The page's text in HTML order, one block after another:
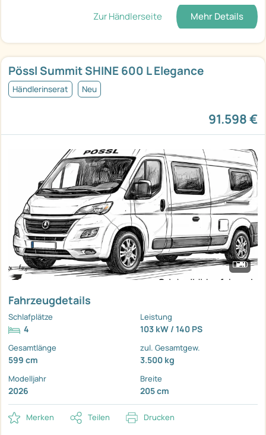
Zur Händlerseite Mehr Details
Pössl Summit SHINE 600 L Elegance
Händlerinserat Neu
91.598 €
Fahrzeugdetails
Schlafplätze
4
Leistung
103 kW / 140 PS
Gesamtlänge
599 cm
zul. Gesamtgew.
3.500 kg
Modelljahr
2026
Breite
205 cm
Merken Teilen Drucken